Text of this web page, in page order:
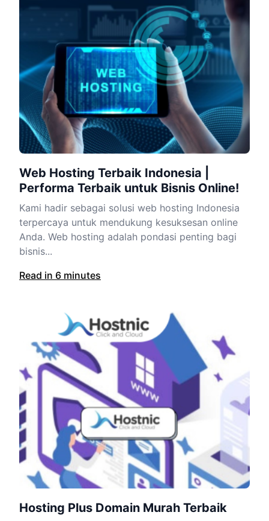
Web Hosting Terbaik Indonesia |
Performa Terbaik untuk Bisnis Online!
Kami hadir sebagai solusi web hosting Indonesia
terpercaya untuk mendukung kesuksesan online
Anda. Web hosting adalah pondasi penting bagi
bisnis...
Read in 6 minutes
Hosting Plus Domain Murah Terbaik